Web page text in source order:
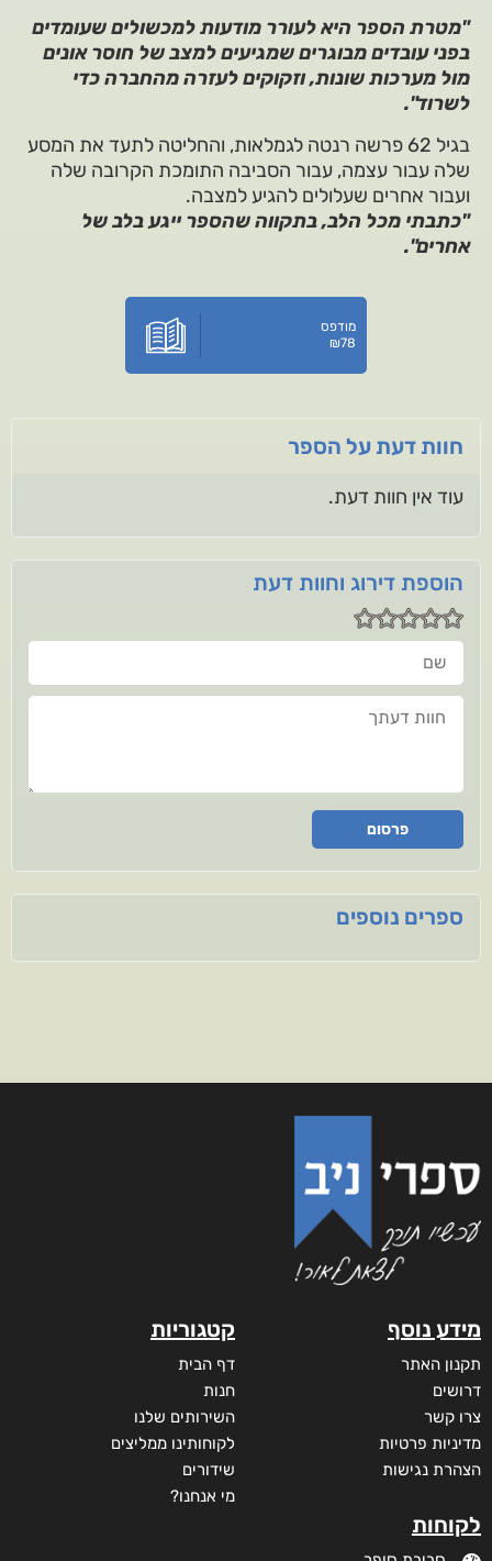
"מטרת הספר היא לעורר מודעות למכשולים שעומדים
בפני עובדים מבוגרים שמגיעים למצב של חוסר אונים
מול מערכות שונות, וזקוקים לעזרה מהחברה כדי
לשרוד".
בגיל 62 פרשה רנטה לגמלאות, והחליטה לתעד את המסע
שלה עבור עצמה, עבור הסביבה התומכת הקרובה שלה
ועבור אחרים שעלולים להגיע למצבה.
"כתבתי מכל הלב, בתקווה שהספר ייגע בלב של
אחרים".
מודפס
₪78
חוות דעת על הספר
עוד אין חוות דעת.
הוספת דירוג וחוות דעת
שם
חוות דעתך
פרסום
ספרים נוספים
מידע נוסף
תקנון האתר
דרושים
צרו קשר
מדיניות פרטיות
הצהרת נגישות
לקוחות
קטגוריות
דף הבית
חנות
השירותים שלנו
לקוחותינו ממליצים
שידורים
מי אנחנו?